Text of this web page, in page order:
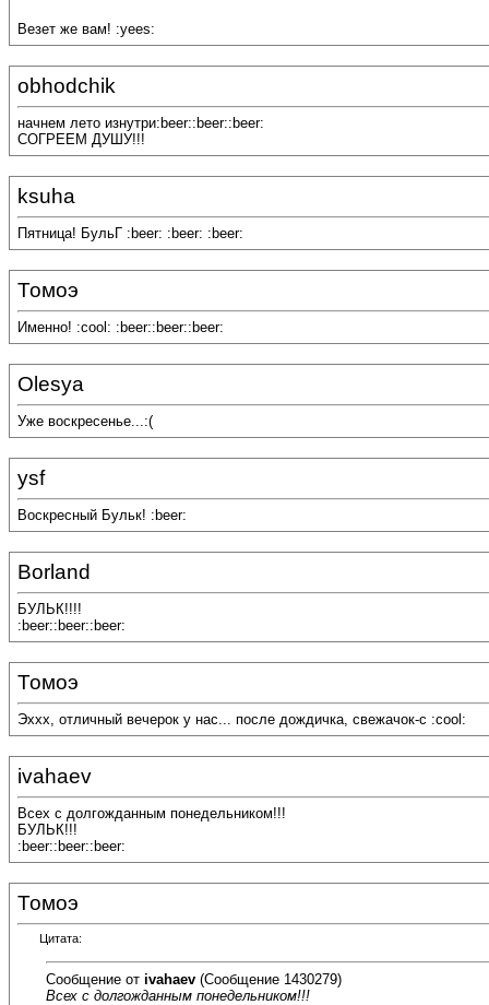
Везет же вам! :yees:
obhodchik
начнем лето изнутри:beer::beer::beer:
СОГРЕЕМ ДУШУ!!!
ksuha
Пятница! БульГ :beer: :beer: :beer:
Томоэ
Именно! :cool: :beer::beer::beer:
Olesya
Уже воскресенье...:(
ysf
Воскресный Бульк! :beer:
Borland
БУЛЬК!!!!
:beer::beer::beer:
Томоэ
Эххх, отличный вечерок у нас... после дождичка, свежачок-с :cool:
ivahaev
Всех с долгожданным понедельником!!!
БУЛЬК!!!
:beer::beer::beer:
Томоэ
Цитата:
Сообщение от ivahaev (Сообщение 1430279)
Всех с долгожданным понедельником!!!